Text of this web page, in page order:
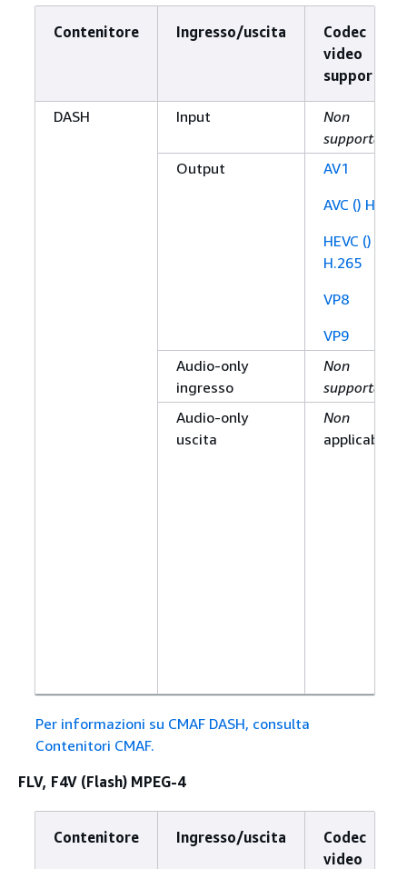
Contenitore Ingresso/uscita
Codec
video
supportato
DASH Input
Non
supportato
Output
AV1
AVC () H.264
HEVC ()
H.265
VP8
VP9
Audio-only
ingresso
Non
supportato
Audio-only
uscita
Non
applicabile
Per informazioni su CMAF DASH, consulta
Contenitori CMAF.
FLV, F4V (Flash) MPEG-4
Contenitore Ingresso/uscita
Codec
video